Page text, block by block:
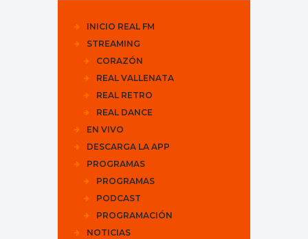
INICIO REAL FM
STREAMING
CORAZÓN
REAL VALLENATA
REAL RETRO
REAL DANCE
EN VIVO
DESCARGA LA APP
PROGRAMAS
PROGRAMAS
PODCAST
PROGRAMACIÓN
NOTICIAS